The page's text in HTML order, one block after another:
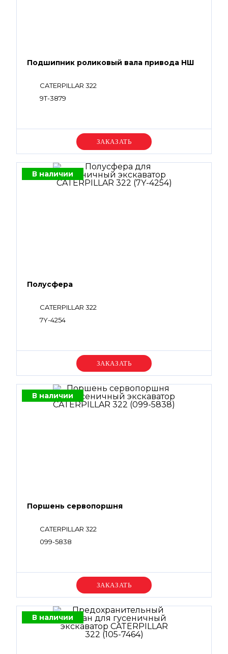
Подшипник роликовый вала привода НШ
CATERPILLAR 322
9T-3879
Уточняйте цену
В наличии
Полусфера
CATERPILLAR 322
7Y-4254
Уточняйте цену
В наличии
Поршень сервопоршня
CATERPILLAR 322
099-5838
Уточняйте цену
В наличии